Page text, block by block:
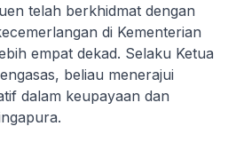
telah berkhidmat dengan
di Kementerian
empat dekad. Selaku Ketua
beliau menerajui
dalam keupayaan dan